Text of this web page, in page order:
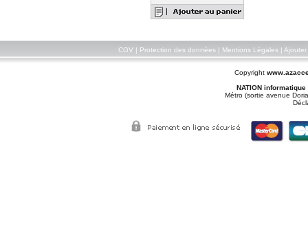
CGV| Protection des données| Mentions Légales| Ajouter
Copyright
NATION informatique
Métro (sortie avenue